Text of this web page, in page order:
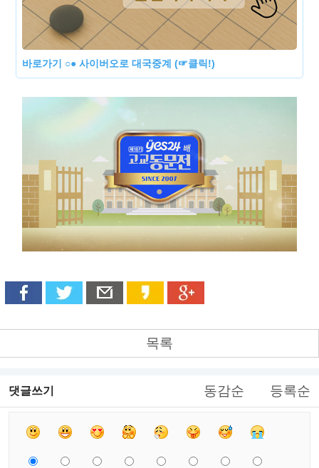
바로가기 ○● 사이버오로 대국중계 (☞클릭!)
목록
댓글쓰기 동감순 등록순